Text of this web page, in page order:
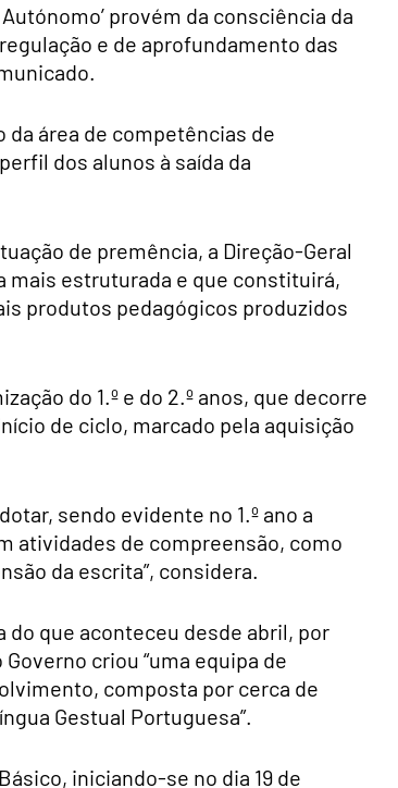
provém da consciência da
e de aprofundamento das
da área de competências de
dos alunos à saída da
de premência, a Direção-Geral
mais estruturada e que constituirá,
produtos pedagógicos produzidos
do 1.º e do 2.º anos, que decorre
de ciclo, marcado pela aquisição
sendo evidente no 1.º ano a
atividades de compreensão, como
da escrita”, considera.
do que aconteceu desde abril, por
criou “uma equipa de
composta por cerca de
Gestual Portuguesa”.
iniciando-se no dia 19 de